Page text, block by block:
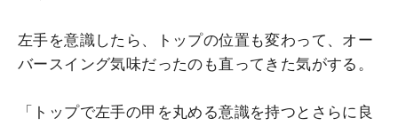
左手を意識したら、トップの位置も変わって、オー
バースイング気味だったのも直ってきた気がする。
「トップで左手の甲を丸める意識を持つとさらに良